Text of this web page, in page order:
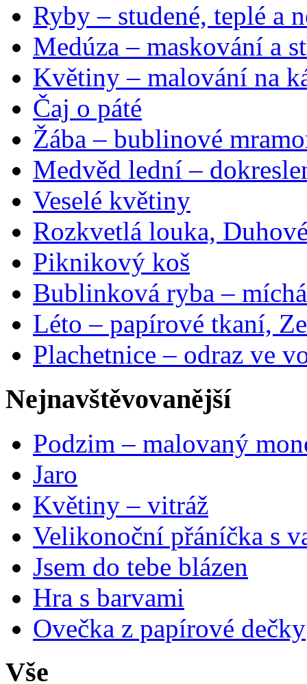
Ryby – studené, teplé a
Medúza – maskování a
Květiny – malování na
Čaj o páté
Žába – bublinové
Medvěd lední –
Veselé květiny
Rozkvetlá louka,
Piknikový koš
Bublinková ryba –
Léto – papírové tkaní,
Plachetnice – odraz ve
Nejnavštěvovanější
Podzim – malovaný
Jaro
Květiny – vitráž
Velikonoční přáníčka s
Jsem do tebe blázen
Hra s barvami
Ovečka z papírové dečky
Vše